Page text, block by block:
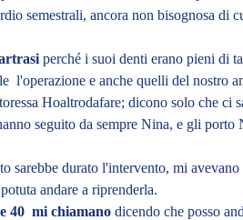
semestrali, ancora non bisognosa di
perché i suoi denti erano pieni di
l'operazione e anche quelli del nostro
Hoaltrodafare; dicono solo che ci
seguito da sempre Nina, e gli porto
sarebbe durato l'intervento, mi avevano
andare a riprenderla.
40 mi chiamano dicendo che posso